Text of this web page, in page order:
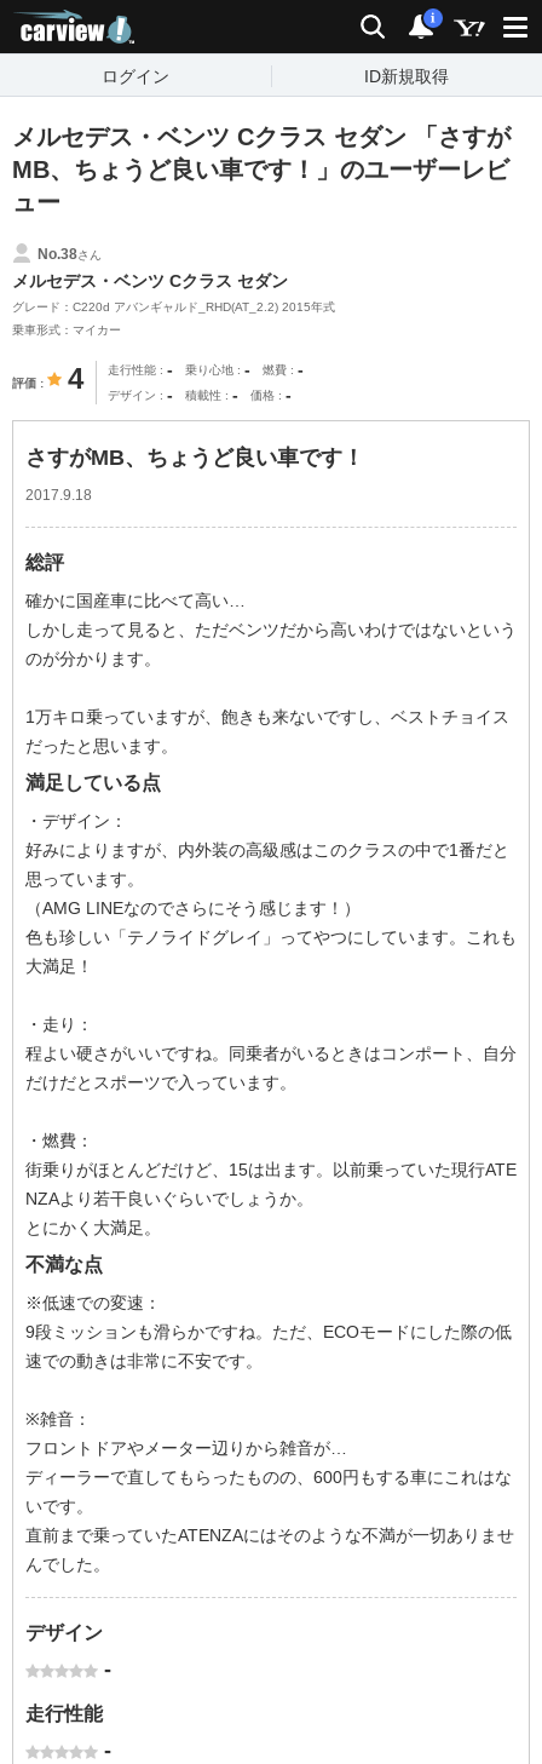
検索 通知
i
ログイン ID新規取得
メルセデス・ベンツ Cクラス セダン 「さすが
MB、ちょうど良い車です！」のユーザーレビ
ュー
No.38さん
メルセデス・ベンツ Cクラス セダン
グレード：C220d アバンギャルド_RHD(AT_2.2) 2015年式
乗車形式：マイカー
評価 4 走行性能 - 乗り心地 - 燃費 -
デザイン - 積載性 - 価格 -
さすがMB、ちょうど良い車です！
2017.9.18
総評
確かに国産車に比べて高い…
しかし走って見ると、ただベンツだから高いわけではないという
のが分かります。
1万キロ乗っていますが、飽きも来ないですし、ベストチョイス
だったと思います。
満足している点
・デザイン：
好みによりますが、内外装の高級感はこのクラスの中で1番だと
思っています。
（AMG LINEなのでさらにそう感じます！）
色も珍しい「テノライドグレイ」ってやつにしています。これも
大満足！
・走り：
程よい硬さがいいですね。同乗者がいるときはコンポート、自分
だけだとスポーツで入っています。
・燃費：
街乗りがほとんどだけど、15は出ます。以前乗っていた現行ATE
NZAより若干良いぐらいでしょうか。
とにかく大満足。
不満な点
※低速での変速：
9段ミッションも滑らかですね。ただ、ECOモードにした際の低
速での動きは非常に不安です。
※雑音：
フロントドアやメーター辺りから雑音が…
ディーラーで直してもらったものの、600円もする車にこれはな
いです。
直前まで乗っていたATENZAにはそのような不満が一切ありませ
んでした。
デザイン
-
走行性能
-